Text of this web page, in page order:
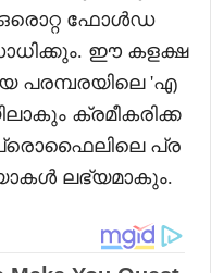
ഫോൾഡ
ഈ കളക്ഷ
പരമ്പരയിലെ 'എ
ക്രമീകരിക്ക
പ്രൊഫൈലിലെ പ്ര
ലഭ്യമാകും.